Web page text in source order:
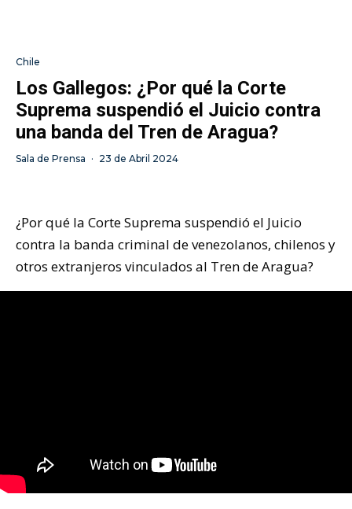
Chile
Los Gallegos: ¿Por qué la Corte
Suprema suspendió el Juicio contra
una banda del Tren de Aragua?
Sala de Prensa · 23 de Abril 2024
¿Por qué la Corte Suprema suspendió el Juicio
contra la banda criminal de venezolanos, chilenos y
otros extranjeros vinculados al Tren de Aragua?